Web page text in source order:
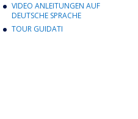
VIDEO ANLEITUNGEN AUF
DEUTSCHE SPRACHE
TOUR GUIDATI